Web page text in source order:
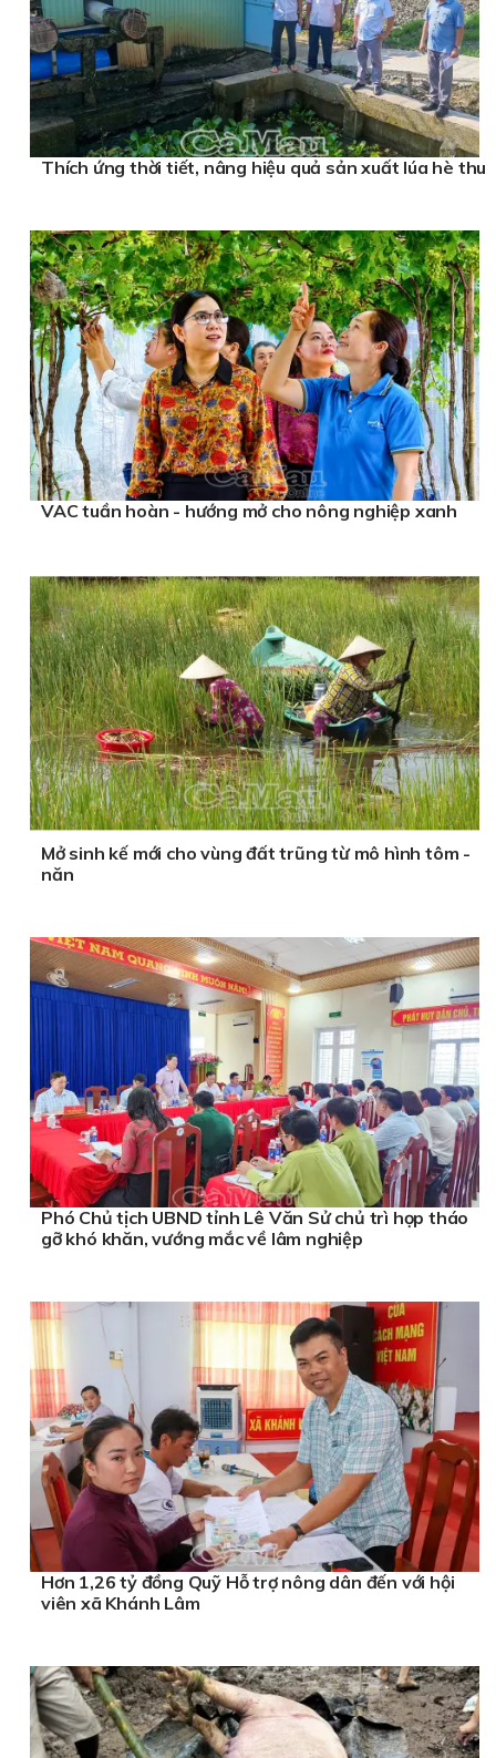
Thích ứng thời tiết, nâng hiệu quả sản xuất lúa hè thu
VAC tuần hoàn - hướng mở cho nông nghiệp xanh
Mở sinh kế mới cho vùng đất trũng từ mô hình tôm -
năn
Phó Chủ tịch UBND tỉnh Lê Văn Sử chủ trì họp tháo
gỡ khó khăn, vướng mắc về lâm nghiệp
Hơn 1,26 tỷ đồng Quỹ Hỗ trợ nông dân đến với hội
viên xã Khánh Lâm